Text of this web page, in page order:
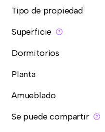
Tipo de propiedad
Superficie
Dormitorios
Planta
Amueblado
Se puede compartir